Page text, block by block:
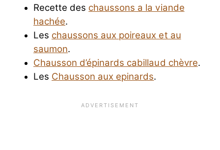
Recette des chaussons a la viande
hachée.
Les chaussons aux poireaux et au
saumon.
Chausson d’épinards cabillaud chèvre.
Les Chausson aux epinards.